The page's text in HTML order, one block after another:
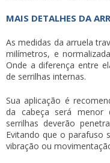
MAIS DETALHES DA
As medidas da arruela
milímetros, e
Onde a diferença entre
de serrilhas internas.
Sua aplicação é
da cabeça será
serrilhas deverão
Evitando que o parafuso
vibração ou